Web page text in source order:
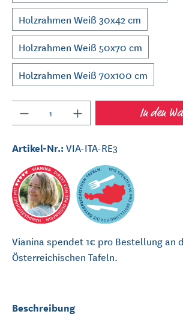
Holzrahmen Weiß 30x42 cm
Holzrahmen Weiß 50x70 cm
Holzrahmen Weiß 70x100 cm
In den
Artikel-Nr.:VIA-ITA-RE3
Vianina spendet 1€ pro Bestellung an
Österreichischen Tafeln.
Beschreibung